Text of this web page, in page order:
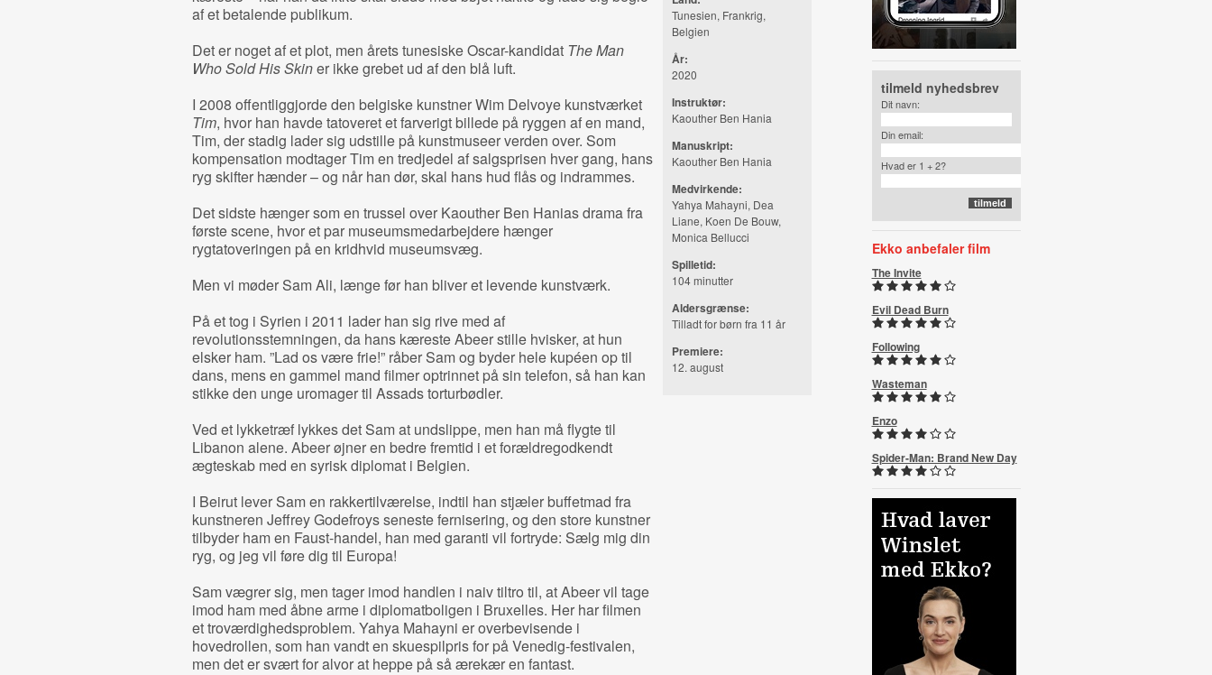
af et betalende publikum.
Det er noget af et plot, ­men årets tunesiske Oscar-kandidat The Man
Who Sold His Skiner ikke grebet ud af den blå luft.
I 2008 offentliggjorde den belgiske kunstner Wim Delvoye kunstværket
Tim, hvor han havde tatoveret et farverigt billede på ryggen af en mand,
Tim, der stadig lader sig udstille på kunstmuseer verden over. Som
kompensation modtager Tim en tredjedel af salgsprisen hver gang, hans
ryg skifter hænder – og når han dør, skal hans hud flås og indrammes.
Det sidste hænger som en trussel over Kaouther Ben Hanias drama fra
første scene, hvor et par museumsmedarbejdere hænger
rygtatoveringen på en kridhvid museumsvæg.
Men vi møder Sam Ali, længe før han bliver et levende kunstværk.
På et tog i Syrien i 2011 lader han sig rive med af
revolutionsstemningen, da hans kæreste Abeer stille hvisker, at hun
elsker ham. ”Lad os være frie!” råber Sam og byder hele kupéen op til
dans, mens en gammel mand filmer optrinnet på sin telefon, så han kan
stikke den unge uromager til Assads torturbødler.
Ved et lykketræf lykkes det Sam at undslippe, men han må flygte til
Libanon alene. Abeer øjner en bedre fremtid i et forældregodkendt
ægteskab med en syrisk diplomat i Belgien.
I Beirut lever Sam en rakkertilværelse, indtil han stjæler buffetmad fra
kunstneren Jeffrey Godefroys seneste fernisering, og den store kunstner
tilbyder ham en Faust-handel, han med garanti vil fortryde: Sælg mig din
ryg, og jeg vil føre dig til Europa!
Sam vægrer sig, men tager imod handlen i naiv tiltro til, at Abeer vil tage
imod ham med åbne arme i diplomatboligen i Bruxelles. Her har filmen
et troværdighedsproblem. Yahya Mahayni er overbevisende i
hovedrollen, som han vandt en skuespilpris for på Venedig-festivalen,
men det er svært for alvor at heppe på så ærekær en fantast.
Tunesien, Frankrig,
Belgien
År:
2020
Instruktør:
Kaouther Ben Hania
Manuskript:
Kaouther Ben Hania
Medvirkende:
Yahya Mahayni, Dea
Liane, Koen De Bouw,
Monica Bellucci
Spilletid:
104 minutter
Aldersgrænse:
Tilladt for børn fra 11 år
Premiere:
12. august
tilmeld nyhedsbrev
Dit navn:
Din email:
Hvad er 1 + 2?
Ekko anbefaler film
The Invite
Evil Dead Burn
Following
Wasteman
Enzo
Spider-Man: Brand New Day